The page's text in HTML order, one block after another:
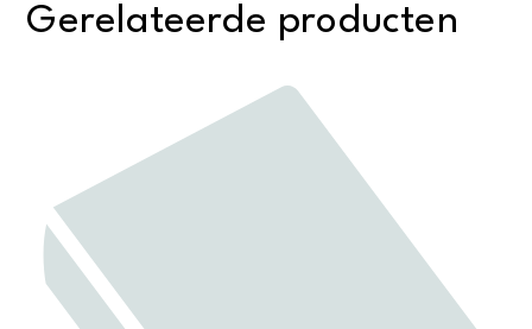
Gerelateerde producten